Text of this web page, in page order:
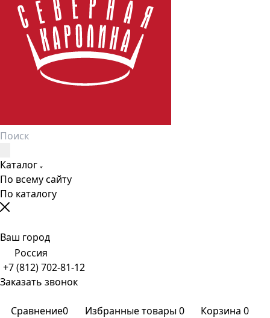
Каталог
По всему сайту
По каталогу
Ваш город
Россия
+7 (812) 702-81-12
Заказать звонок
Сравнение0 Избранные товары0 Корзина 0